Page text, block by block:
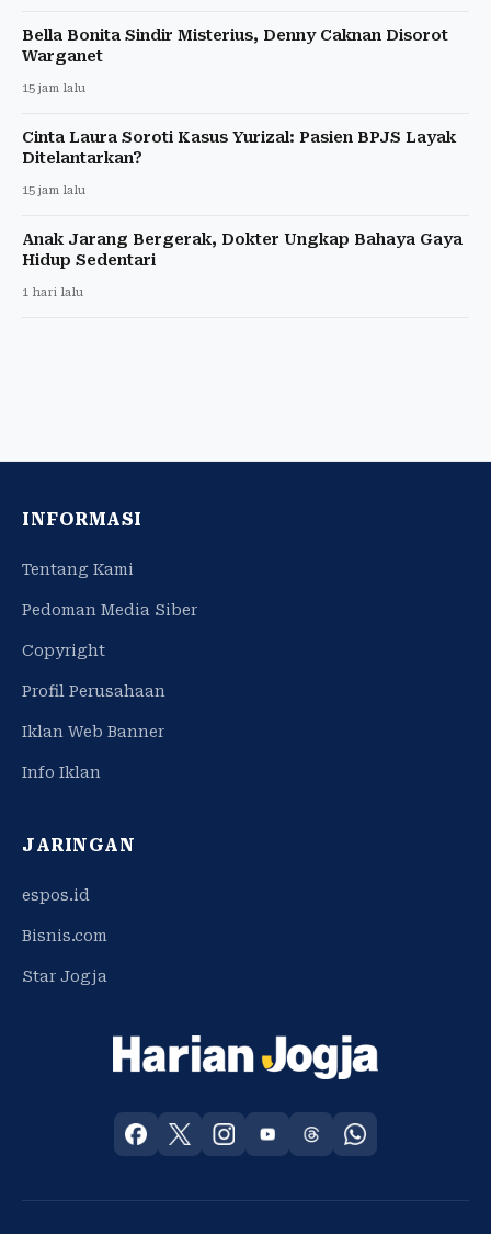
Bella Bonita Sindir Misterius, Denny Caknan Disorot
Warganet
15 jam lalu
Cinta Laura Soroti Kasus Yurizal: Pasien BPJS Layak
Ditelantarkan?
15 jam lalu
Anak Jarang Bergerak, Dokter Ungkap Bahaya Gaya
Hidup Sedentari
1 hari lalu
INFORMASI
Tentang Kami
Pedoman Media Siber
Copyright
Profil Perusahaan
Iklan Web Banner
Info Iklan
JARINGAN
espos.id
Bisnis.com
Star Jogja